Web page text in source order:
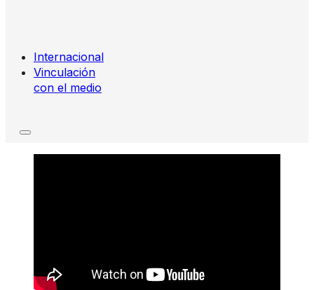
Internacional
Vinculación
con el medio